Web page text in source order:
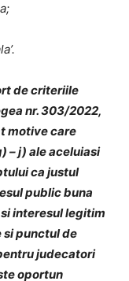
de criteriile
nr. 303/2022,
motive care
– j) ale aceluiasi
ca justul
public buna
interesul legitim
punctul de
judecatori
oportun